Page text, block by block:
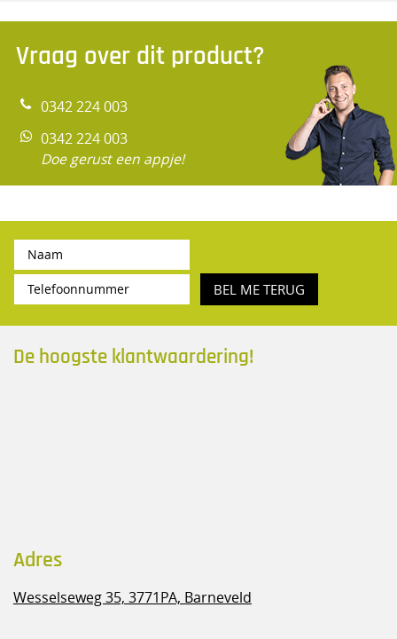
Vraag over dit product?
0342 224 003
0342 224 003
Doe gerust een appje!
BEL ME TERUG
De hoogste klantwaardering!
Adres
Wesselseweg 35, 3771PA, Barneveld